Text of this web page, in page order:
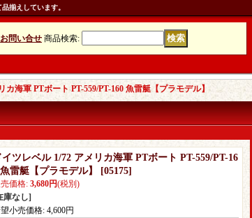
揃えしています。
お問い合せ 商品検索:
カ海軍 PTボート PT-559/PT-160 魚雷艇【プラモデル】
イツレベル 1/72 アメリカ海軍 PTボート PT-559/PT-16
雷艇【プラモデル】
[05175]
価格: 3,680円(税別)
庫なし]
小売価格: 4,600円